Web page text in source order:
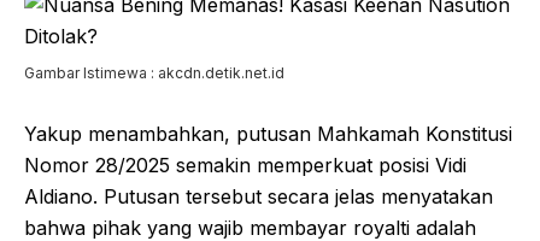
Gambar Istimewa : akcdn.detik.net.id
Yakup menambahkan, putusan Mahkamah Konstitusi
Nomor 28/2025 semakin memperkuat posisi Vidi
Aldiano. Putusan tersebut secara jelas menyatakan
bahwa pihak yang wajib membayar royalti adalah